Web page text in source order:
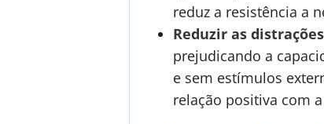
reduz a resistência a
Reduzir as
prejudicando a
e sem estímulos
relação positiva com